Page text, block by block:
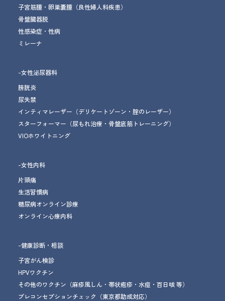
子宮筋腫・卵巣嚢腫（良性婦人科疾患）
骨盤臓器脱
性感染症・性病
ミレーナ
-女性泌尿器科
膀胱炎
尿失禁
インティマレーザー （デリケートゾーン・腟のレーザー）
スターフォーマー （尿もれ治療 ・骨盤底筋トレーニング）
VIOホワイトニング
-女性内科
片頭痛
生活習慣病
糖尿病オンライン診療
オンライン心療内科
-健康診断・相談
子宮がん検診
HPVワクチン
その他のワクチン （麻疹風しん・帯状疱疹・水痘・百日咳 等）
プレコンセプションチェック （東京都助成対応）